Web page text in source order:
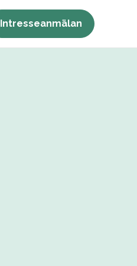
Intresseanmälan